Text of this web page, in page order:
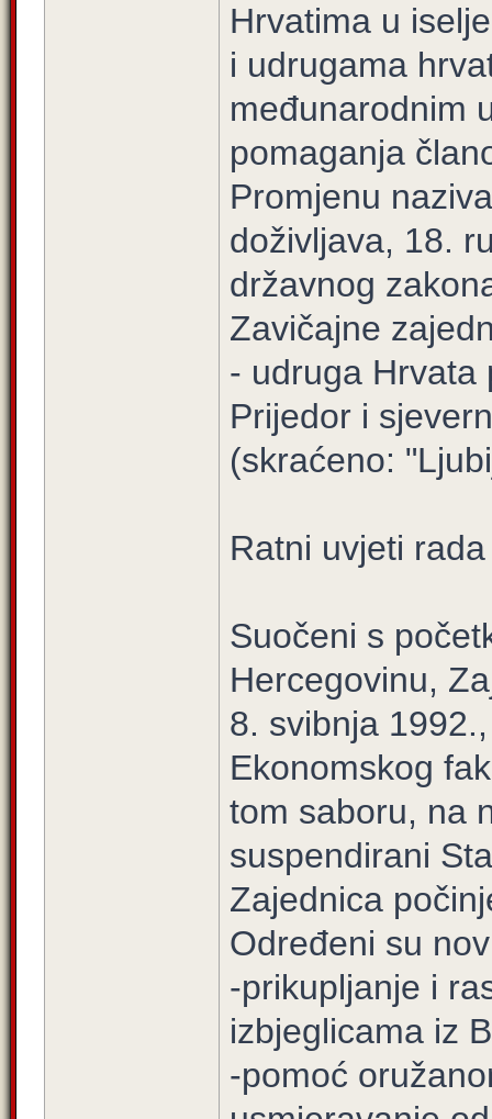
Hrvatima u
i udrugama
međunarodnim
pomaganja
Promjenu
doživljava, 18.
državnog
Zavičajne
- udruga Hrvata
Prijedor i
(skraćeno:
Ratni uvjeti rada
Suočeni s
Hercegovinu,
8. svibnja
Ekonomskog
tom saboru, na
suspendirani
Zajednica
Određeni su
-prikupljanje i
izbjeglicama iz
-pomoć